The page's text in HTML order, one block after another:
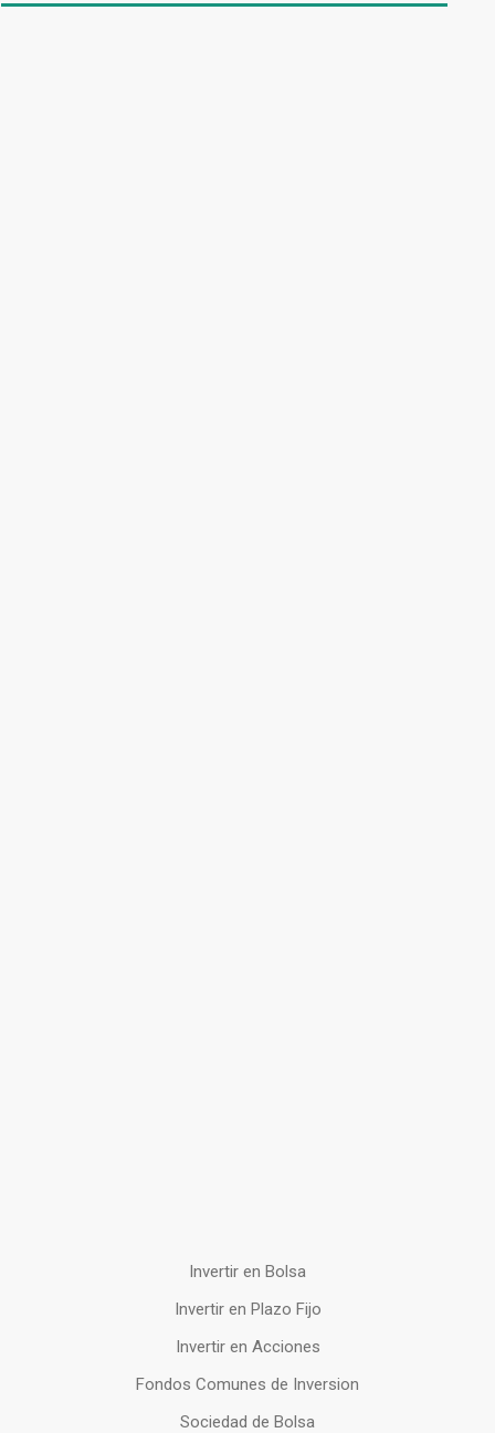
Invertir en Bolsa
Invertir en Plazo Fijo
Invertir en Acciones
Fondos Comunes de Inversion
Sociedad de Bolsa